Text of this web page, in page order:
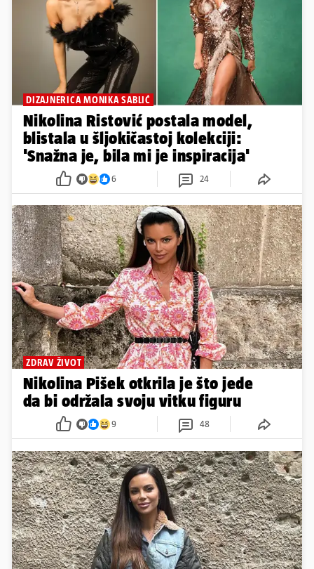
DIZAJNERICA MONIKA SABLIĆ
Nikolina Ristović postala model,
blistala u šljokičastoj kolekciji:
'Snažna je, bila mi je inspiracija'
6 24
ZDRAV ŽIVOT
Nikolina Pišek otkrila je što jede
da bi održala svoju vitku figuru
9 48